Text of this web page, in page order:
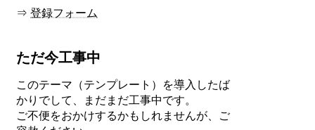
⇒登録フォーム
ただ今工事中
このテーマ（テンプレート）を導入したば
かりでして、まだまだ工事中です。
ご不便をおかけするかもしれませんが、ご